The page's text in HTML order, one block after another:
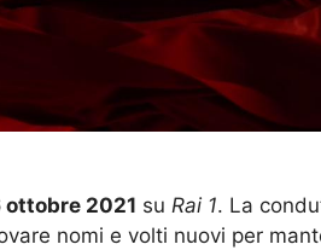
ottobre 2021 su Rai 1. La
nomi e volti nuovi per